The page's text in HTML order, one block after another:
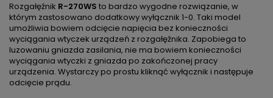
Rozgałęźnik R-270WS to bardzo wygodne rozwiązanie, w
którym zastosowano dodatkowy wyłącznik 1-0. Taki model
umożliwia bowiem odcięcie napięcia bez konieczności
wyciągania wtyczek urządzeń z rozgałęźnika. Zapobiega to
luzowaniu gniazda zasilania, nie ma bowiem konieczności
wyciągania wtyczki z gniazda po zakończonej pracy
urządzenia. Wystarczy po prostu kliknąć wyłącznik i następuje
odcięcie prądu.